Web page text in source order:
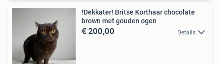
!Dekkater! Britse Korthaar chocolate
brown met gouden ogen
€ 200,00 Details